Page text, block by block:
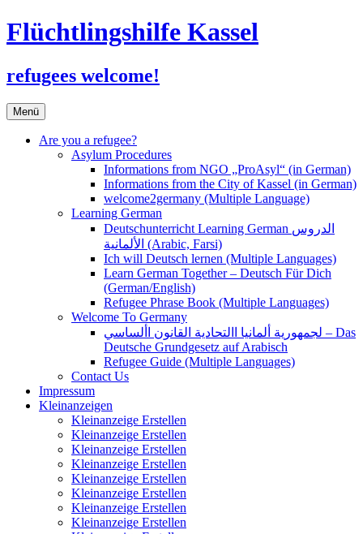
Flüchtlingshilfe Kassel
refugees welcome!
Menü Zum
Inhalt
springen
Are you a refugee?
Asylum Procedures
Informations from NGO „ProAsyl“ (in German)
Informations from the City of Kassel (in German)
welcome2germany (Multiple Language)
Learning German
Deutschunterricht Learning German الدروس
الألمانية (Arabic, Farsi)
Ich will Deutsch lernen (Multiple Languages)
Learn German Together – Deutsch Für Dich
(German/English)
Refugee Phrase Book (Multiple Languages)
Welcome To Germany
لجمهورية ألمانيا االتحادية القانون األساسي – Das
Deutsche Grundgesetz auf Arabisch
Refugee Guide (Multiple Languages)
Contact Us
Impressum
Kleinanzeigen
Kleinanzeige Erstellen
Kleinanzeige Erstellen
Kleinanzeige Erstellen
Kleinanzeige Erstellen
Kleinanzeige Erstellen
Kleinanzeige Erstellen
Kleinanzeige Erstellen
Kleinanzeige Erstellen